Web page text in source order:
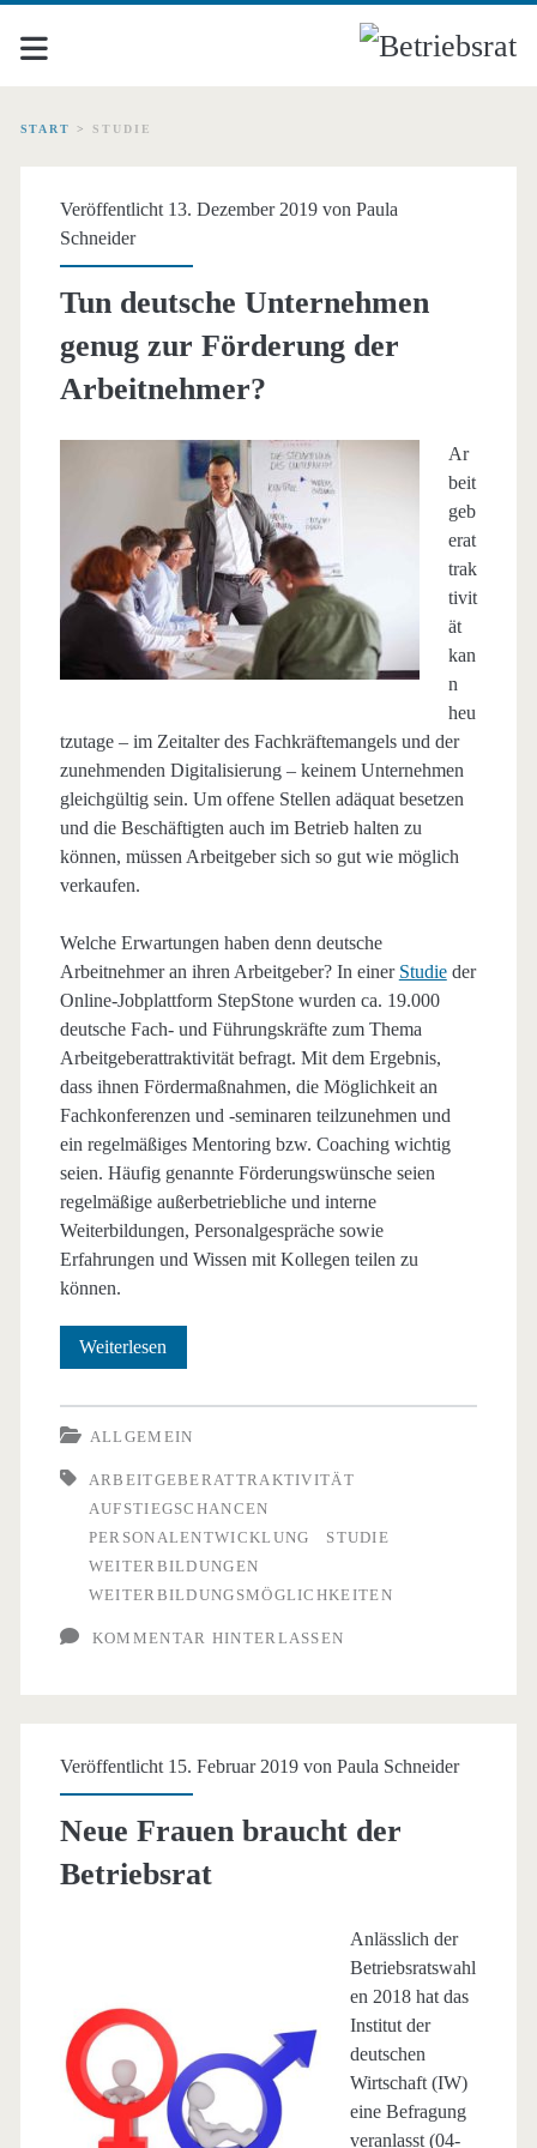
START > STUDIE
Schlagwort:
<span>Studie</span>
Veröffentlicht 13. Dezember 2019 von Paula
Schneider
Tun deutsche Unternehmen
genug zur Förderung der
Arbeitnehmer?
Ar
beit
geb
erat
trak
tivit
ät
kan
n
heu
tzutage – im Zeitalter des Fachkräftemangels und der
zunehmenden Digitalisierung – keinem Unternehmen
gleichgültig sein. Um offene Stellen adäquat besetzen
und die Beschäftigten auch im Betrieb halten zu
können, müssen Arbeitgeber sich so gut wie möglich
verkaufen.
Welche Erwartungen haben denn deutsche
Arbeitnehmer an ihren Arbeitgeber? In einer Studieder
Online-Jobplattform StepStone wurden ca. 19.000
deutsche Fach- und Führungskräfte zum Thema
Arbeitgeberattraktivität befragt. Mit dem Ergebnis,
dass ihnen Fördermaßnahmen, die Möglichkeit an
Fachkonferenzen und -seminaren teilzunehmen und
ein regelmäßiges Mentoring bzw. Coaching wichtig
seien. Häufig genannte Förderungswünsche seien
regelmäßige außerbetriebliche und interne
Weiterbildungen, Personalgespräche sowie
Erfahrungen und Wissen mit Kollegen teilen zu
können.
Weiterlesen
Unternehmen
genug
zur
Förderung
der
Arbeitnehmer?
ALLGEMEIN
ARBEITGEBERATTRAKTIVITÄT
AUFSTIEGSCHANCEN
PERSONALENTWICKLUNG
STUDIE
WEITERBILDUNGEN
WEITERBILDUNGSMÖGLICHKEITEN
KOMMENTAR HINTERLASSEN
Veröffentlicht 15. Februar 2019 von Paula Schneider
Neue Frauen braucht der
Betriebsrat
Anlässlich der
Betriebsratswahl
en 2018 hat das
Institut der
deutschen
Wirtschaft (IW)
eine Befragung
veranlasst (04-